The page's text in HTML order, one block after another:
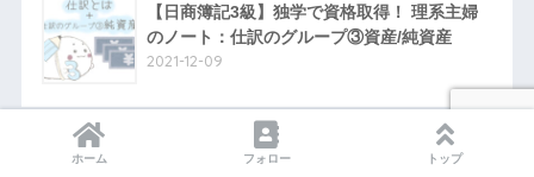
【日商簿記3級】独学で資格取得！ 理系主婦
のノート：仕訳のグループ③資産/純資産
2021-12-09
ホーム フォロー トップ